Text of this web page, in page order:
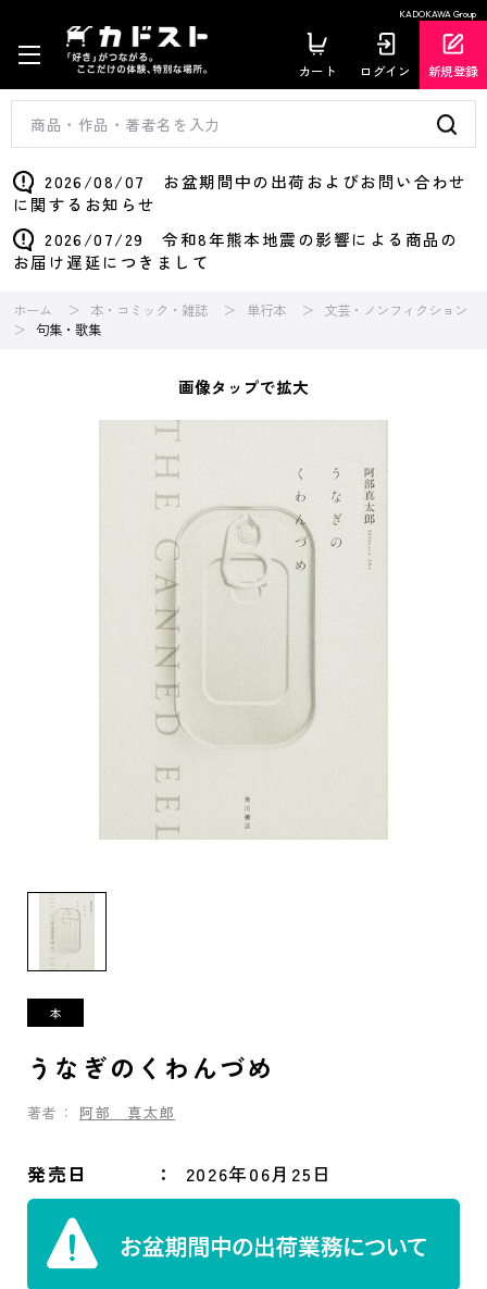
KADOKAWA Group
カート ログイン 新規登録
2026/08/07 お盆期間中の出荷およびお問い合わせ
に関するお知らせ
2026/07/29 令和8年熊本地震の影響による商品の
お届け遅延につきまして
ホーム 本・コミック・雑誌 単行本
文芸・ノンフィクション
句集・歌集
画像タップで拡大
うなぎのくわんづめ
著者： 阿部 真太郎
発売日 2026年06月25日